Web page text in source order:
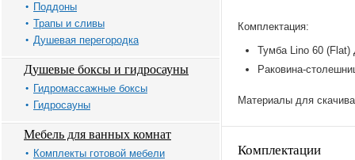
Поддоны
Трапы и сливы
Душевая перегородка
Душевые боксы и гидросауны
Гидромассажные боксы
Гидросауны
Мебель для ванных комнат
Комплекты готовой мебели
Комплектация:
Тумба Lino 60 (Flat)
Раковина-
Материалы для
Комплектации